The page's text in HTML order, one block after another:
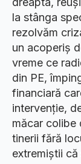
la stânga
rezolvăm
un acoperiș
vreme ce
din PE,
financiară
intervenție,
măcar
tinerii fără
extremiștii că